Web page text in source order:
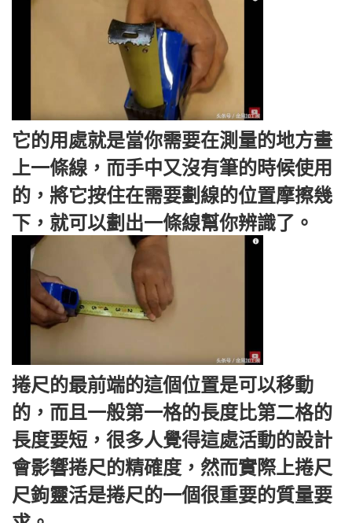
它的用處就是當你需要在測量的地方畫
上一條線，而手中又沒有筆的時候使用
的，將它按住在需要劃線的位置摩擦幾
下，就可以劃出一條線幫你辨識了。
捲尺的最前端的這個位置是可以移動
的，而且一般第一格的長度比第二格的
長度要短，很多人覺得這處活動的設計
會影響捲尺的精確度，然而實際上捲尺
尺鉤靈活是捲尺的一個很重要的質量要